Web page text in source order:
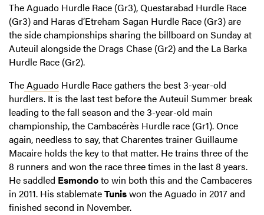
The Aguado Hurdle Race (Gr3), Questarabad Hurdle Race
(Gr3) and Haras d’Etreham Sagan Hurdle Race (Gr3) are
the side championships sharing the billboard on Sunday at
Auteuil alongside the Drags Chase (Gr2) and the La Barka
Hurdle Race (Gr2).
TheAguado Hurdle Race gathers the best 3-year-old
hurdlers. It is the last test before the Auteuil Summer break
leading to the fall season and the 3-year-old main
championship, the Cambacérès Hurdle race (Gr1). Once
again, needless to say, that Charentes trainer Guillaume
Macaire holds the key to that matter. He trains three of the
8 runners and won the race three times in the last 8 years.
He saddled Esmondoto win both this and the Cambaceres
in 2011. His stablemateTuniswon the Aguado in 2017 and
finished second in November.